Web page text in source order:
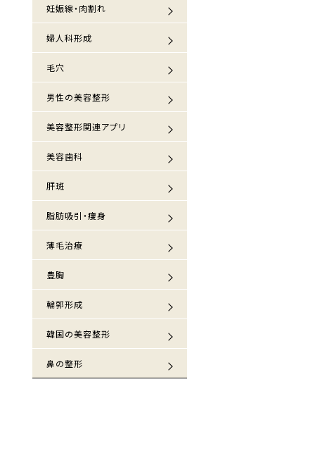
妊娠線・肉割れ
婦人科形成
毛穴
男性の美容整形
美容整形関連アプリ
美容歯科
肝斑
脂肪吸引・痩身
薄毛治療
豊胸
輪郭形成
韓国の美容整形
鼻の整形